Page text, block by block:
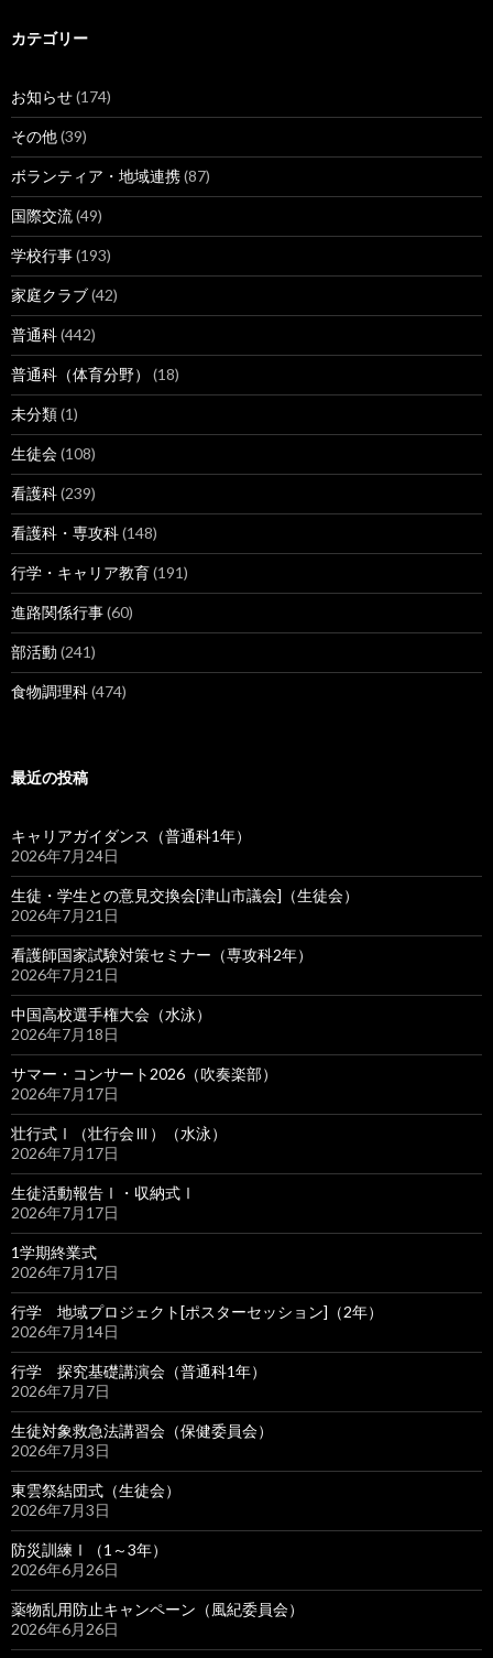
ブ
カテゴリー
お知らせ(174)
その他(39)
ボランティア・地域連携(87)
国際交流(49)
学校行事(193)
家庭クラブ(42)
普通科(442)
普通科（体育分野） (18)
未分類(1)
生徒会(108)
看護科(239)
看護科・専攻科(148)
行学・キャリア教育(191)
進路関係行事(60)
部活動 (241)
食物調理科(474)
最近の投稿
キャリアガイダンス（普通科1年）
2026年7月24日
生徒・学生との意見交換会[津山市議会]（生徒会）
2026年7月21日
看護師国家試験対策セミナー（専攻科2年）
2026年7月21日
中国高校選手権大会（水泳）
2026年7月18日
サマー・コンサート2026（吹奏楽部）
2026年7月17日
壮行式Ⅰ（壮行会Ⅲ）（水泳）
2026年7月17日
生徒活動報告Ⅰ・収納式Ⅰ
2026年7月17日
1学期終業式
2026年7月17日
行学 地域プロジェクト[ポスターセッション]（2年）
2026年7月14日
行学 探究基礎講演会（普通科1年）
2026年7月7日
生徒対象救急法講習会（保健委員会）
2026年7月3日
東雲祭結団式（生徒会）
2026年7月3日
防災訓練Ⅰ（1～3年）
2026年6月26日
薬物乱用防止キャンペーン（風紀委員会）
2026年6月26日